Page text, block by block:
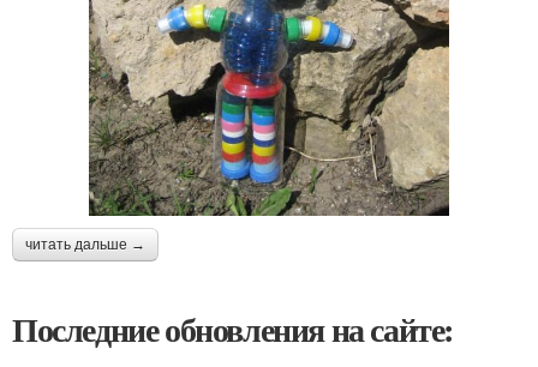
читать дальше →
Последние обновления на сайте: